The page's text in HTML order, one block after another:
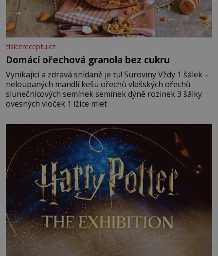
tisicereceptu.cz
Domácí ořechová granola bez cukru
Vynikající a zdravá snídaně je tu! Suroviny Vždy 1 šálek –
neloupaných mandlí kešu ořechů vlašských ořechů
slunečnicových semínek semínek dýně rozinek 3 šálky
ovesných vloček 1 lžíce mlet